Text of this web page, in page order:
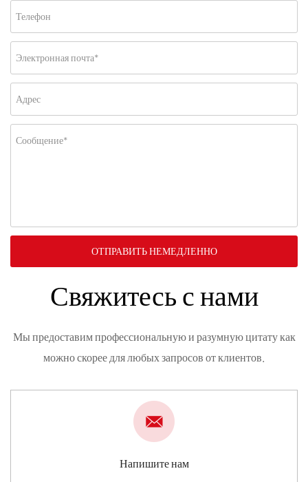
Свяжитесь с нами
Мы предоставим профессиональную и разумную цитату как
можно скорее для любых запросов от клиентов.
Напишите нам